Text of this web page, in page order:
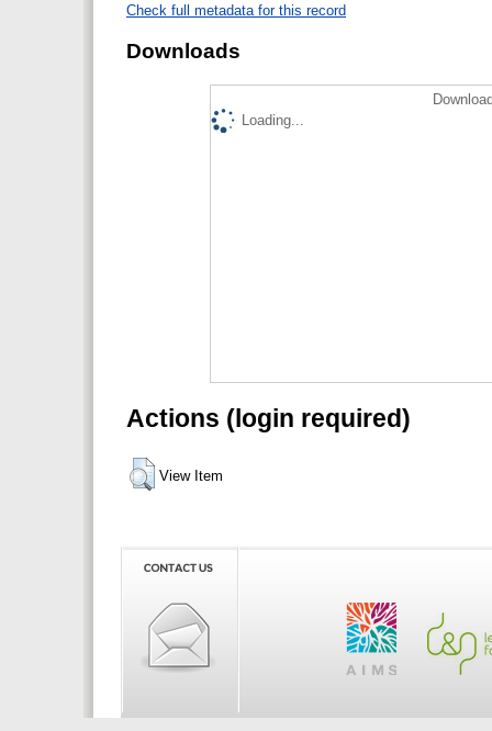
Check full metadata for this record
Downloads
Loading...
Actions (login required)
View Item